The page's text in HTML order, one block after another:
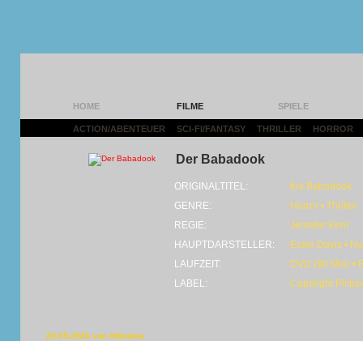
HOME FILME SPIELE
ACTION/ABENTEUER SCI-FI/FANTASY THRILLER HORROR
Der Babadook
ORIGINALTITEL:
the Babadook
GENRE:
Horror • Thriller
REGIE:
Jennifer Kent
HAUPTDARSTELLER:
Essie Davis •
LAUFZEIT:
DVD (90 Min) •
LABEL:
Capelight
20.05.2026 von Xthonios